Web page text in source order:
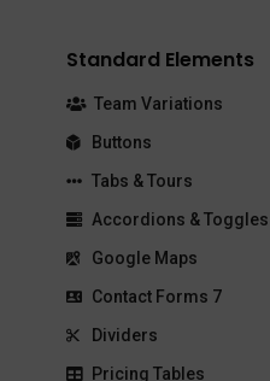
Standard Elements
Team Variations
Buttons
Tabs & Tours
Accordions & Toggles
Google Maps
Contact Forms 7
Dividers
Pricing Tables